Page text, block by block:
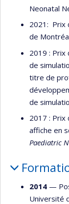
Neonatal
2021: Prix
de
2019 : Prix
de
titre de
de
2017 : Prix
affiche en
Paediatric
2014 —
Université